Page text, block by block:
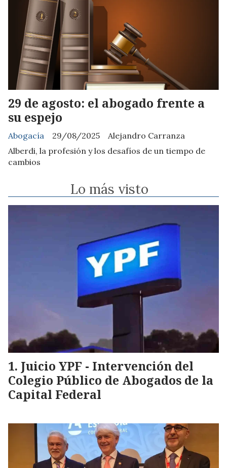
29 de agosto: el abogado frente a
su espejo
Alejandro Carranza
Abogacía
29/08/2025
Alberdi, la profesión y los desafíos de un tiempo de
cambios
Lo más visto
Juicio YPF - Intervención del
Colegio Público de Abogados de la
Capital Federal